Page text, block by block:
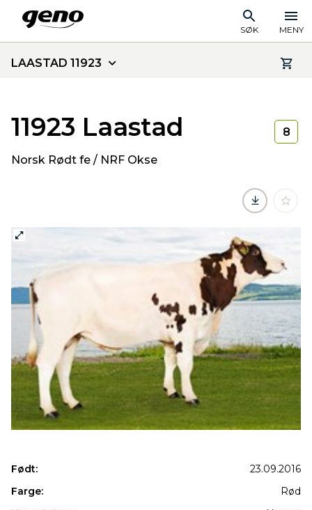
SØK MENY
LAASTAD 11923
11923 Laastad
Norsk Rødt fe / NRF Okse
8
Født:
23.09.2016
Farge:
Rød